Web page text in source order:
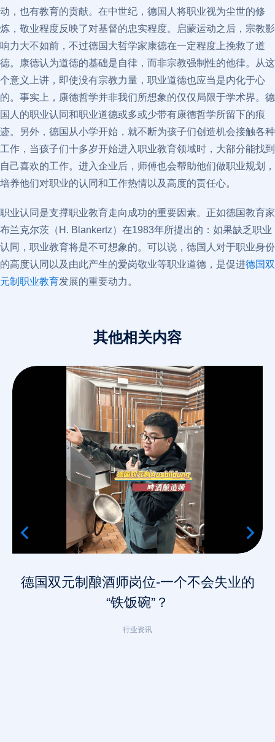
动，也有教育的贡献。在中世纪，德国人将职业视为尘世的修
炼，敬业程度反映了对基督的忠实程度。启蒙运动之后，宗教影
响力大不如前，不过德国大哲学家康德在一定程度上挽救了道
德。康德认为道德的基础是自律，而非宗教强制性的他律。从这
个意义上讲，即使没有宗教力量，职业道德也应当是内化于心
的。事实上，康德哲学并非我们所想象的仅仅局限于学术界。德
国人的职业认同和职业道德或多或少带有康德哲学所留下的痕
迹。另外，德国从小学开始，就不断为孩子们创造机会接触各种
工作，当孩子们十多岁开始进入职业教育领域时，大部分能找到
自己喜欢的工作。进入企业后，师傅也会帮助他们做职业规划，
培养他们对职业的认同和工作热情以及高度的责任心。
职业认同是支撑职业教育走向成功的重要因素。正如德国教育家
布兰克尔茨（H. Blankertz）在1983年所提出的：如果缺乏职业
认同，职业教育将是不可想象的。可以说，德国人对于职业身份
的高度认同以及由此产生的爱岗敬业等职业道德，是促进德国双
元制职业教育发展的重要动力。
其他相关内容
德国双元制酿酒师岗位-一个不会失业的
“铁饭碗”？
行业资讯